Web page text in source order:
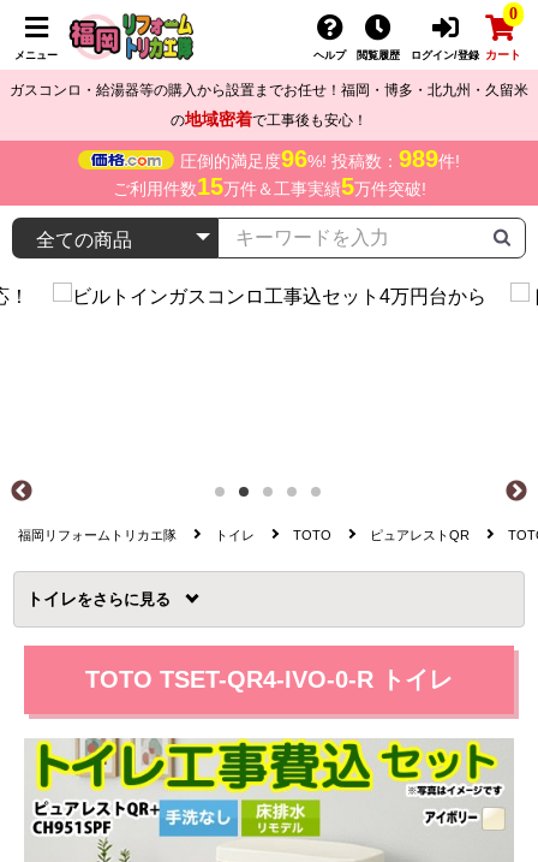
メニュー ヘルプ 閲覧履歴 ログイン/登録
0
カート
ガスコンロ・給湯器等の購入から設置までお任せ！福岡・博多・北九州・久留米
の地域密着で工事後も安心！
圧倒的満足度96%! 投稿数： 989件!
ご利用件数15万件＆工事実績5万件突破!
福岡リフォームトリカエ隊 トイレ TOTO ピュアレストQR
トイレを
TOTO TSET-QR4-IVO-0-R トイレ